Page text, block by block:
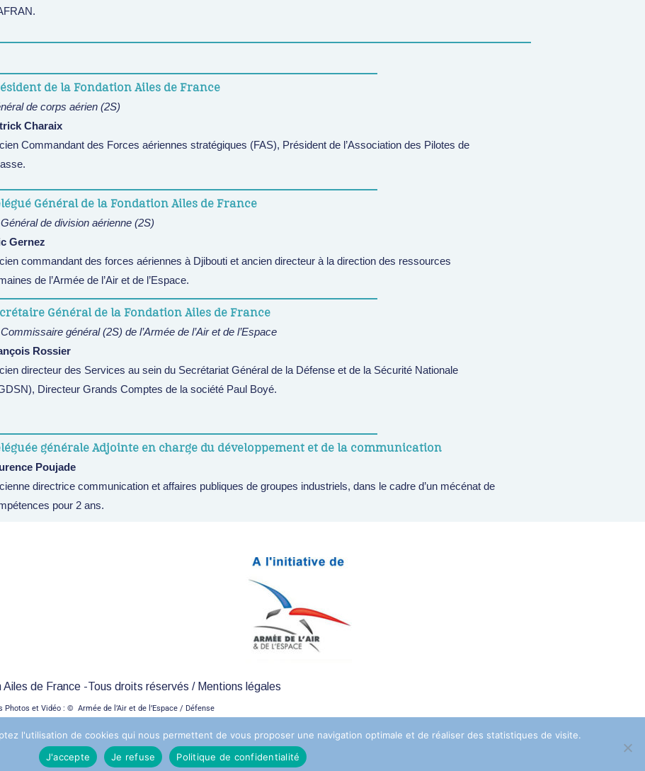
de la Fondation Ailes de France
de corps aérien (2S)
Charaix
Commandant des Forces aériennes stratégiques (FAS), Président de l’Association des Pilotes de
Général de la Fondation Ailes de France
de division aérienne (2S)
Gernez
commandant des forces aériennes à Djibouti et ancien directeur à la direction des ressources
de l’Armée de l’Air et de l’Espace.
Général de la Fondation Ailes de France
général (2S) de l’Armée de l’Air et de l’Espace
Rossier
directeur des Services au sein du Secrétariat Général de la Défense et de la Sécurité Nationale
Directeur Grands Comptes de la société Paul Boyé.
générale Adjointe en charge du développement et de la communication
Poujade
directrice communication et affaires publiques de groupes industriels, dans le cadre d’un mécénat de
pour 2 ans.
de France -Tous droits réservés / Mentions légales
Photos et Vidéo : © Armée de l’Air et de l’Espace / Défense
l'utilisation de cookies qui nous permettent de vous proposer une navigation optimale et de réaliser des statistiques de visite.
J'accepte
Je refuse Politique de confidentialité